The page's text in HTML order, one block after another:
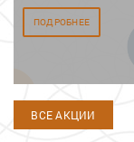
ПОДРОБНЕЕ
ВСЕ АКЦИИ